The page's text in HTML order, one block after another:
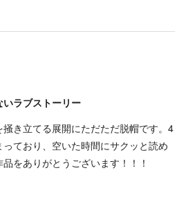
ラブストーリー
き立てる展開にただただ脱帽です。4
ており、空いた時間にサクッと読め
をありがとうございます！！！